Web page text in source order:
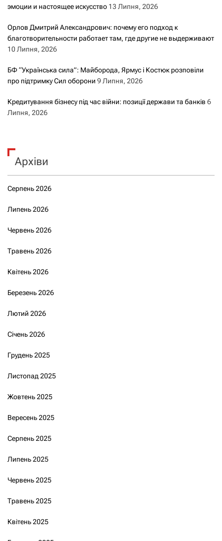
эмоции и настоящее искусство 13 Липня, 2026
Орлов Дмитрий Александрович: почему его подход к
благотворительности работает там, где другие не выдерживают
10 Липня, 2026
БФ “Українська сила”: Майборода, Ярмус і Костюк розповіли
про підтримку Сил оборони 9 Липня, 2026
Кредитування бізнесу під час війни: позиції держави та банків 6
Липня, 2026
Архіви
Серпень 2026
Липень 2026
Червень 2026
Травень 2026
Квітень 2026
Березень 2026
Лютий 2026
Січень 2026
Грудень 2025
Листопад 2025
Жовтень 2025
Вересень 2025
Серпень 2025
Липень 2025
Червень 2025
Травень 2025
Квітень 2025